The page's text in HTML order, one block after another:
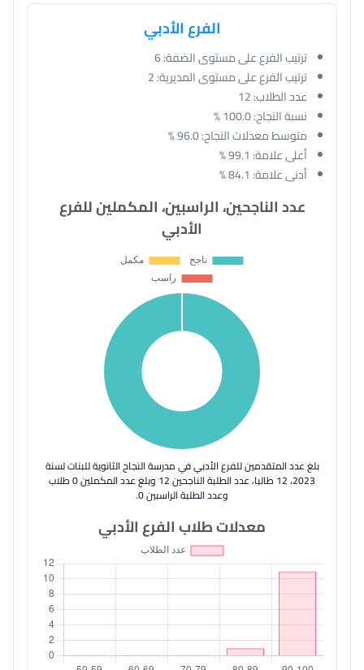
الفرع الأدبي
ترتيب الفرع على مستوى الضفة:6
ترتيب الفرع على مستوى المديرية:2
عدد الطلاب:12
نسبة النجاح:100.0 %
متوسط معدلات النجاح:96.0 %
أعلى علامة: 99.1 %
أدنى علامة: 84.1 %
عدد الناجحين، الراسبين، المكملين للفرع
الأدبي
بلغ عدد المتقدمين للفرع الأدبي في مدرسة النجاح الثانوية للبنات لسنة
2023، 12 طالبا، عدد الطلبة الناجحين 12 وبلغ عدد المكملين 0 طلاب
وعدد الطلبة الراسبين 0.
معدلات طلاب الفرع الأدبي